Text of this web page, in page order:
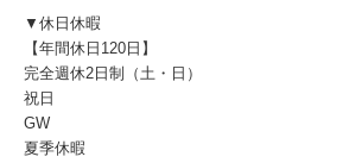
▼休日休暇
【年間休日120日】
完全週休2日制（土・日）
祝日
GW
夏季休暇